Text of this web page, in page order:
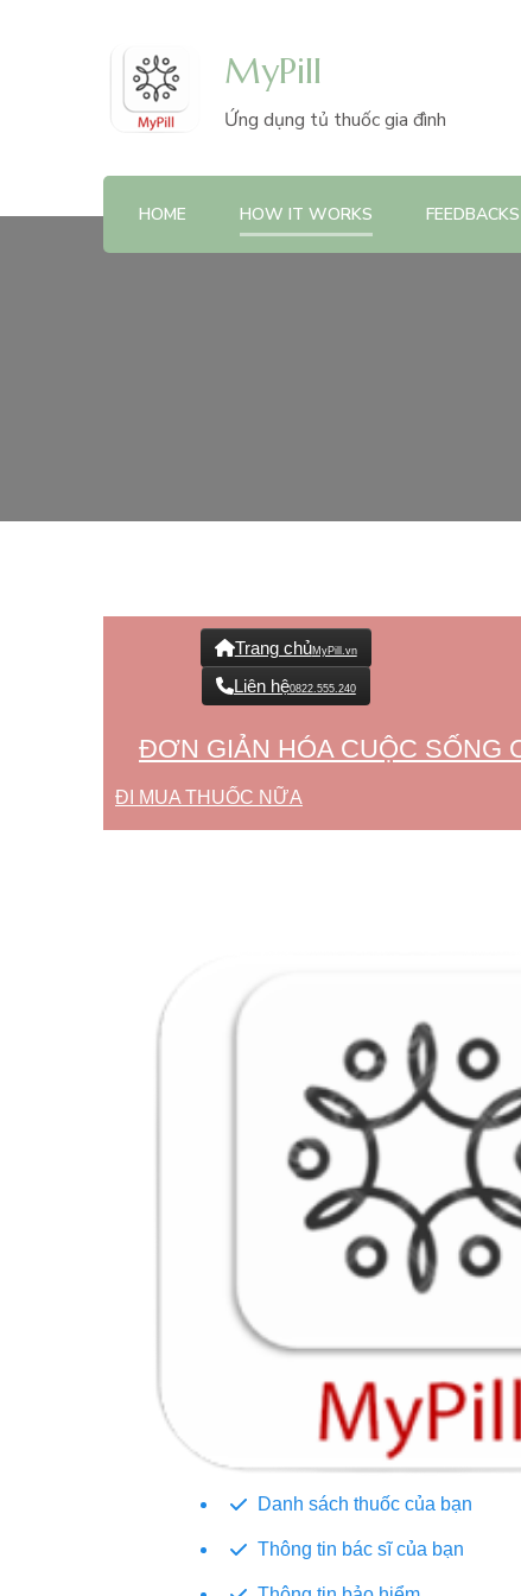
MyPill
Ứng dụng tủ thuốc gia đình
HOME HOW IT WORKS FEEDBACKS
Trang chủMyPill.vn
Liên hệ0822.555.240
ĐƠN GIẢN HÓA CUỘC SỐNG
ĐI MUA THUỐC NỮA
Danh sách thuốc của bạn
Thông tin bác sĩ của bạn